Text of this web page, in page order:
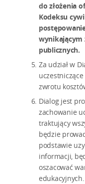
do złożenia
Kodeksu
wynikającym
publicznych.
Za udział w
zwrotu
Dialog jest
zachowanie
traktujący
będzie
podstawie
informacji,
oszacować
edukacyjnych.